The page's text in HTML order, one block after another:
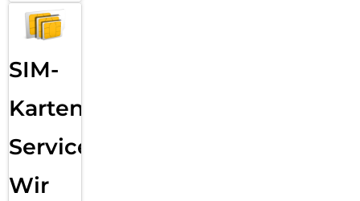
SIM-
Karten
Service:
Wir